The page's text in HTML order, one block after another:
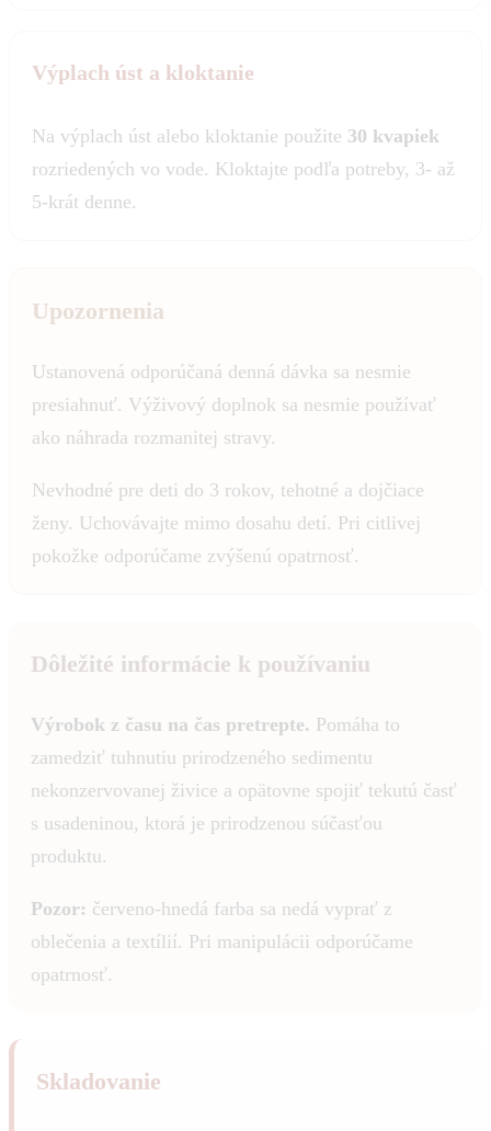
Výplach úst a kloktanie
Na výplach úst alebo kloktanie použite 30 kvapiek
rozriedených vo vode. Kloktajte podľa potreby, 3- až
5-krát denne.
Upozornenia
Ustanovená odporúčaná denná dávka sa nesmie
presiahnuť. Výživový doplnok sa nesmie používať
ako náhrada rozmanitej stravy.
Nevhodné pre deti do 3 rokov, tehotné a dojčiace
ženy. Uchovávajte mimo dosahu detí. Pri citlivej
pokožke odporúčame zvýšenú opatrnosť.
Dôležité informácie k používaniu
Výrobok z času na čas pretrepte. Pomáha to
zamedziť tuhnutiu prirodzeného sedimentu
nekonzervovanej živice a opätovne spojiť tekutú časť
s usadeninou, ktorá je prirodzenou súčasťou
produktu.
Pozor: červeno-hnedá farba sa nedá vyprať z
oblečenia a textílií. Pri manipulácii odporúčame
opatrnosť.
Skladovanie